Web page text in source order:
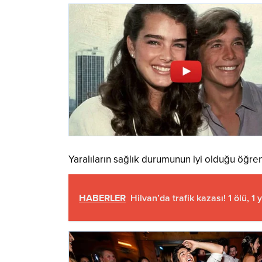
Yaralıların sağlık durumunun iyi olduğu
HABERLER Hilvan’da trafik kazası! 1 ölü, 1